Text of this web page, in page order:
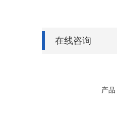
在线咨询
产品